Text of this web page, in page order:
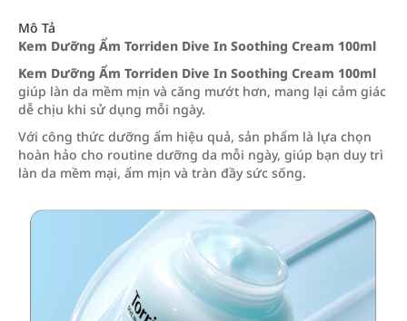
Mô Tả
Kem Dưỡng Ẩm Torriden Dive In Soothing Cream 100ml
Kem Dưỡng Ẩm Torriden Dive In Soothing Cream 100ml
giúp làn da mềm mịn và căng mướt hơn, mang lại cảm giác
dễ chịu khi sử dụng mỗi ngày.
Với công thức dưỡng ẩm hiệu quả, sản phẩm là lựa chọn
hoàn hảo cho routine dưỡng da mỗi ngày, giúp bạn duy trì
làn da mềm mại, ẩm mịn và tràn đầy sức sống.